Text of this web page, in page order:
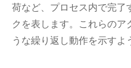
荷など、プロセス内で完了
クを表します。これらのア
うな繰り返し動作を示すよ